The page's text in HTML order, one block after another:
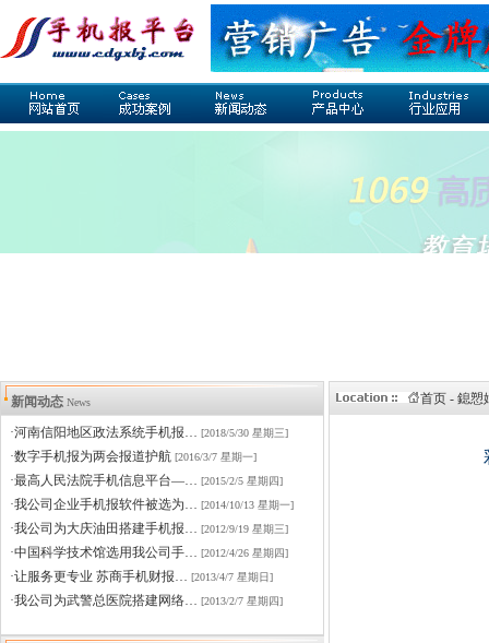
新闻动态 News
·河南信阳地区政法系统手机报… [2018/5/30 星期三]
·数字手机报为两会报道护航 [2016/3/7 星期一]
·最高人民法院手机信息平台—… [2015/2/5 星期四]
·我公司企业手机报软件被选为… [2014/10/13 星期一]
·我公司为大庆油田搭建手机报… [2012/9/19 星期三]
·中国科学技术馆选用我公司手… [2012/4/26 星期四]
·让服务更专业 苏商手机财报… [2013/4/7 星期日]
·我公司为武警总医院搭建网络… [2013/2/7 星期四]
首页 - 鎴愬